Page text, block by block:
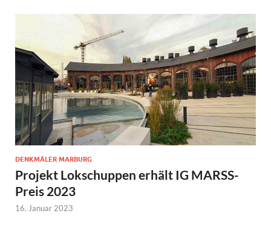
DENKMÄLER MARBURG
Projekt Lokschuppen erhält IG MARSS-
Preis 2023
16. Januar 2023